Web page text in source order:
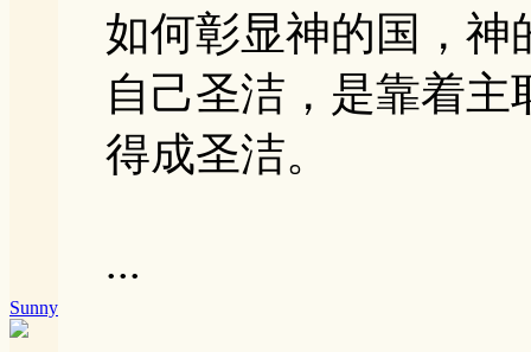
Sunny
如何彰显神的国，神
自己圣洁，是靠着
得成圣洁。
...